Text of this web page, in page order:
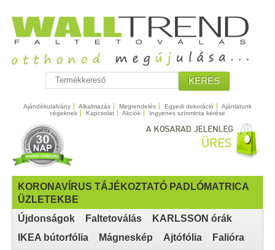
KERES
Ajándékutalvány Alkalmazás Megrendelés Egyedi dekoráció
Ajánlatunk
cégeknek
Kapcsolat Akciók Ingyenes színminta kérése
KORONAVÍRUS TÁJÉKOZTATÓ PADLÓMATRICA
ÜZLETEKBE
Újdonságok
Faltetoválás
KARLSSON órák
IKEA bútorfólia
Mágneskép Ajtófólia
Falióra